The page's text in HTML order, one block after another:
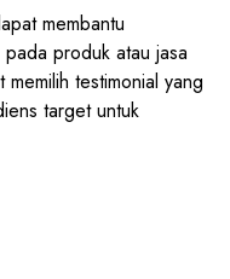
membantu
produk atau jasa
testimonial yang
target untuk